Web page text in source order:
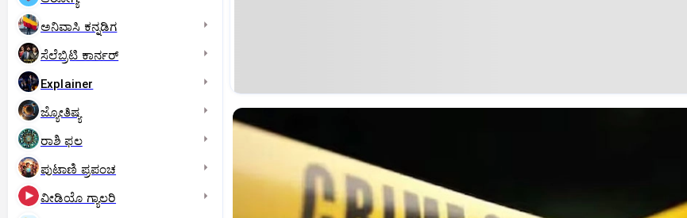
ಅನಿವಾಸಿ ಕನ್ನಡಿಗ
ಸೆಲೆಬ್ರಿಟಿ ಕಾರ್ನರ್‌
Explainer
ಜ್ಯೋತಿಷ್ಯ
ರಾಶಿ ಫಲ
ಪುಟಾಣಿ ಪ್ರಪಂಚ
ವೀಡಿಯೊ ಗ್ಯಾಲರಿ